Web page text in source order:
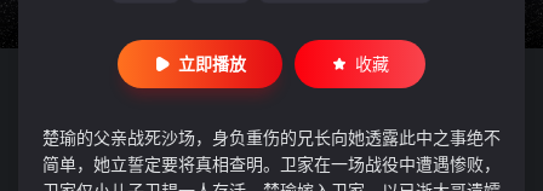
立即播放 收藏
楚瑜的父亲战死沙场，身负重伤的兄长向她透露此中之事绝不
简单，她立誓定要将真相查明。卫家在一场战役中遭遇惨败，